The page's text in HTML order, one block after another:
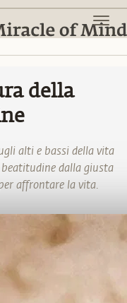
della
alti e bassi della vita
dalla giusta
affrontare la vita.